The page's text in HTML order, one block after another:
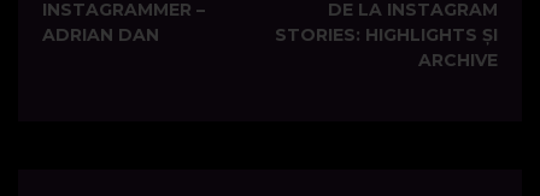
INSTAGRAMMER –
ADRIAN DAN
DE LA INSTAGRAM
STORIES: HIGHLIGHTS ȘI
ARCHIVE